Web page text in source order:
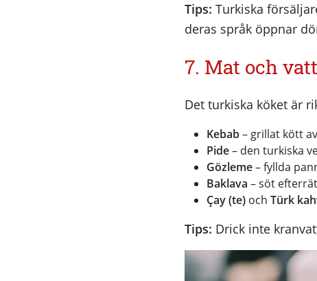
Tips: Turkiska
deras språk öppnar
7. Mat och
Det turkiska köket är
Kebab– grillat kött
Pide– den turkiska
Gözleme– fyllda
Baklava – söt
Çay (te)och Türk
Tips: Drick inte